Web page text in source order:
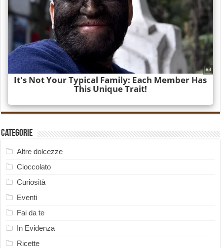
Categorie
Altre dolcezze
Cioccolato
Curiosità
Eventi
Fai da te
In Evidenza
Ricette